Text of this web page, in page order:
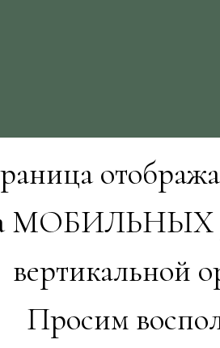
МОБИЛЬНЫХ
вертикальной
Просим